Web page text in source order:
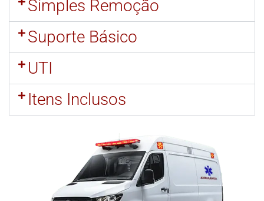
Simples Remoção
Suporte Básico
UTI
Itens Inclusos